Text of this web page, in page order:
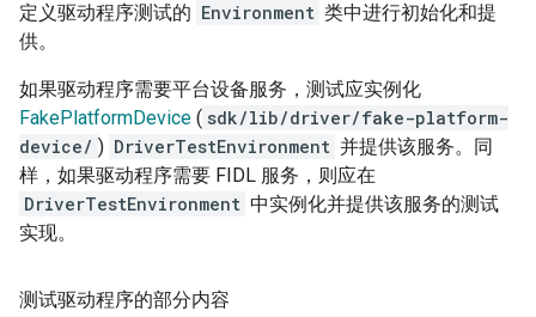
定义驱动程序测试的 Environment 类中进行初始化和提
供。
如果驱动程序需要平台设备服务，测试应实例化
FakePlatformDevice ( sdk/lib/driver/fake-platform-
device/ ) DriverTestEnvironment 并提供该服务。同
样，如果驱动程序需要 FIDL 服务，则应在
DriverTestEnvironment 中实例化并提供该服务的测试
实现。
测试驱动程序的部分内容